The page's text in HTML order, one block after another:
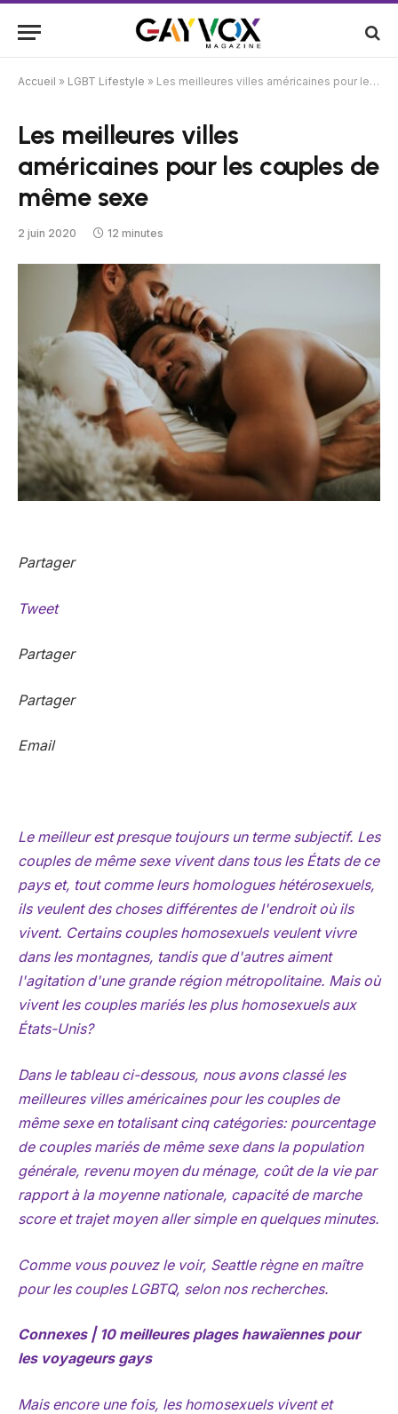
Accueil » LGBT Lifestyle » Les meilleures villes américaines pour les couples de même sexe
Les meilleures villes
américaines pour les couples de
même sexe
2 juin 2020 12 minutes
Partager
Tweet
Partager
Partager
Email
Le meilleur est presque toujours un terme subjectif. Les
couples de même sexe vivent dans tous les États de ce
pays et, tout comme leurs homologues hétérosexuels,
ils veulent des choses différentes de l'endroit où ils
vivent. Certains couples homosexuels veulent vivre
dans les montagnes, tandis que d'autres aiment
l'agitation d'une grande région métropolitaine. Mais où
vivent les couples mariés les plus homosexuels aux
États-Unis?
Dans le tableau ci-dessous, nous avons classé les
meilleures villes américaines pour les couples de
même sexe en totalisant cinq catégories: pourcentage
de couples mariés de même sexe dans la population
générale, revenu moyen du ménage, coût de la vie par
rapport à la moyenne nationale, capacité de marche
score et trajet moyen aller simple en quelques minutes.
Comme vous pouvez le voir, Seattle règne en maître
pour les couples LGBTQ, selon nos recherches.
Connexes | 10 meilleures plages hawaïennes pour
les voyageurs gays
Mais encore une fois, les homosexuels vivent et